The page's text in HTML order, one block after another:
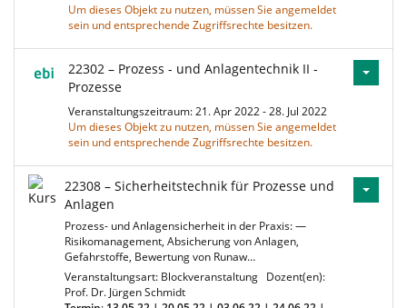
Um dieses Objekt zu nutzen, müssen Sie angemeldet
sein und entsprechende Zugriffsrechte besitzen.
22302 – Prozess - und Anlagentechnik II -
Prozesse
Veranstaltungszeitraum: 21. Apr 2022 - 28. Jul 2022
Um dieses Objekt zu nutzen, müssen Sie angemeldet
sein und entsprechende Zugriffsrechte besitzen.
22308 – Sicherheitstechnik für Prozesse und
Anlagen
Prozess- und Anlagensicherheit in der Praxis: —
Risikomanagement, Absicherung von Anlagen,
Gefahrstoffe, Bewertung von Runaw…
Veranstaltungsart: Blockveranstaltung Dozent(en):
Prof. Dr. Jürgen Schmidt